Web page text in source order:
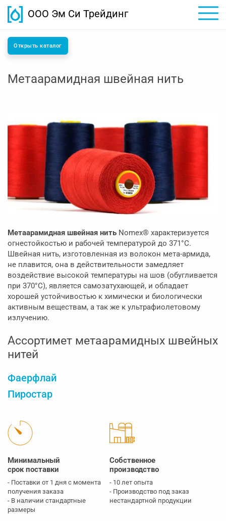
ООО Эм Си Трейдинг
Открыть каталог
Метаарамидная швейная нить
Метаарамидная швейная нить Nomex® характеризуется
огнестойкостью и рабочей температурой до 371°С.
Швейная нить, изготовленная из волокон мета-армида,
не плавится, она в действительности замедляет
воздействие высокой температуры на шов (обугливается
при 370°C), является самозатухающей, и обладает
хорошей устойчивостью к химически и биологически
активным веществам, а так же к ультрафиолетовому
излучению.
Ассортимет метаарамидных швейных
нитей
Фаерфлай
Пиростар
Минимальный
срок поставки
- Поставки от 1 дня с момента
получения заказа
- В наличии стандартные
размеры
Собственное
производство
- 10 лет опыта
- Производство под заказ
нестандартной продукции